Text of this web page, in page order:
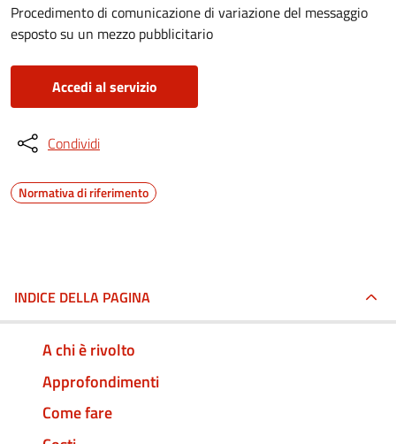
Procedimento di comunicazione di variazione del messaggio
esposto su un mezzo pubblicitario
Accedi al servizio
Condividi
Normativa di riferimento
INDICE DELLA PAGINA
A chi è rivolto
Approfondimenti
Come fare